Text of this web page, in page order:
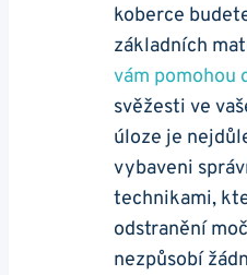
koberce
základních
vám pomohou
svěžesti ve
úloze je
vybaveni
technikami,
odstranění
nezpůsobí